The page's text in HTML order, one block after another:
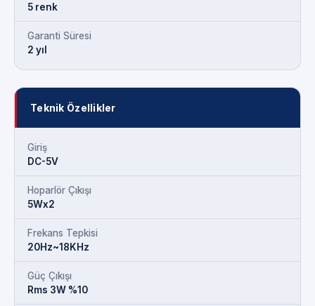
5 renk
Garanti Süresi
2 yıl
Teknik Özellikler
Giriş
DC-5V
Hoparlör Çıkışı
5Wx2
Frekans Tepkisi
20Hz~18KHz
Güç Çıkışı
Rms 3W %10